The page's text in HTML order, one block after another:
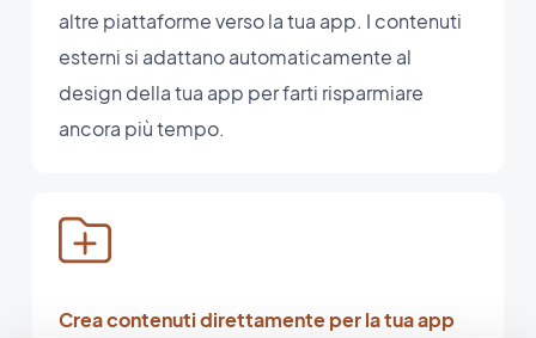
altre piattaforme verso la tua app. I contenuti
esterni si adattano automaticamente al
design della tua app per farti risparmiare
ancora più tempo.
Crea contenuti direttamente per la tua app